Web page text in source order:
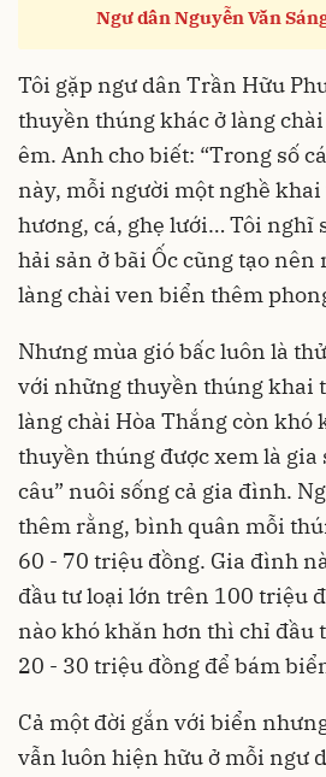
Ngư dân Nguyễn Văn
Tôi gặp ngư dân Trần Hữu
thuyền thúng khác ở làng
êm. Anh cho biết: “Trong số
này, mỗi người một nghề khai
hương, cá, ghẹ lưới… Tôi nghĩ
hải sản ở bãi Ốc cũng tạo nên
làng chài ven biển thêm
Nhưng mùa gió bấc luôn là
với những thuyền thúng khai
làng chài Hòa Thắng còn khó
thuyền thúng được xem là gia
câu” nuôi sống cả gia đình.
thêm rằng, bình quân mỗi
60 - 70 triệu đồng. Gia đình
đầu tư loại lớn trên 100 triệu
nào khó khăn hơn thì chỉ đầu
20 - 30 triệu đồng để bám
Cả một đời gắn với biển
vẫn luôn hiện hữu ở mỗi ngư